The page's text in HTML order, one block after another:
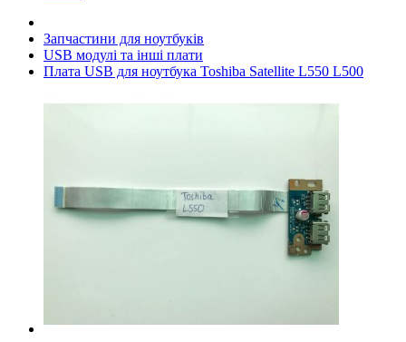
Запчастини для ноутбуків
USB модулі та інші плати
Плата USB для ноутбука Toshiba Satellite L550 L500